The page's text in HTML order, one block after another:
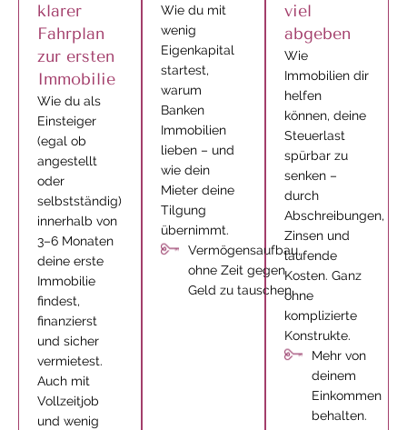
klarer
Fahrplan
zur ersten
Immobilie
Wie du als
Einsteiger
(egal ob
angestellt
oder
selbstständig)
innerhalb von
3–6 Monaten
deine erste
Immobilie
findest,
finanzierst
und sicher
vermietest.
Auch mit
Vollzeitjob
und wenig
Wie du mit
wenig
Eigenkapital
startest,
warum
Banken
Immobilien
lieben – und
wie dein
Mieter deine
Tilgung
übernimmt.
Vermögensaufbau,
ohne Zeit gegen
Geld zu tauschen.
viel
abgeben
Wie
Immobilien dir
helfen
können, deine
Steuerlast
spürbar zu
senken –
durch
Abschreibungen,
Zinsen und
laufende
Kosten. Ganz
ohne
komplizierte
Konstrukte.
Mehr von
deinem
Einkommen
behalten.